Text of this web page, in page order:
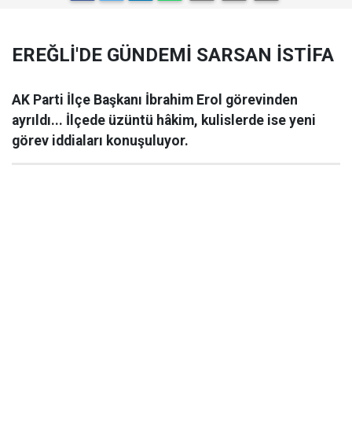
EREĞLİ'DE GÜNDEMİ SARSAN İSTİFA
AK Parti İlçe Başkanı İbrahim Erol görevinden
ayrıldı... İlçede üzüntü hâkim, kulislerde ise yeni
görev iddiaları konuşuluyor.